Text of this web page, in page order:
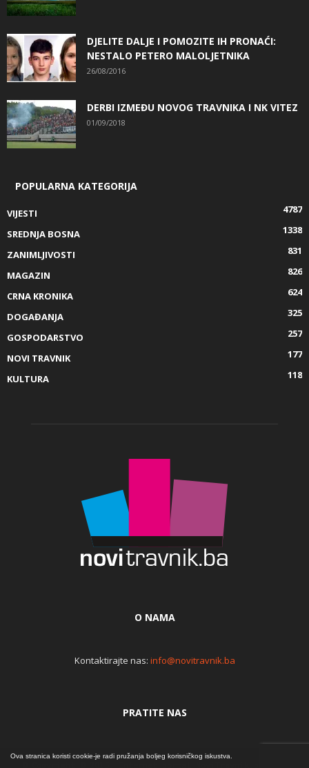
Ova stranica koristi cookie-je radi pružanja boljeg korisničkog iskustva.
DJELITE DALJE I POMOZITE IH PRONAĆI:
NESTALO PETERO MALOLJETNIKA
26/08/2016
DERBI IZMEĐU NOVOG TRAVNIKA I NK VITEZ
01/09/2018
POPULARNA KATEGORIJA
VIJESTI
4787
SREDNJA BOSNA
1338
ZANIMLJIVOSTI
831
MAGAZIN
826
CRNA KRONIKA
624
DOGAĐANJA
325
GOSPODARSTVO
257
NOVI TRAVNIK
177
KULTURA
118
O NAMA
Kontaktirajte nas: info@novitravnik.ba
PRATITE NAS